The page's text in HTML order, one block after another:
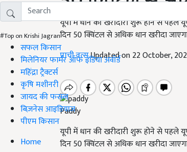
#Top on Krishi Jagran
सफल किसान
मिलेनियर फार्मर ऑफ इंडिया अवॉर्ड
महिंद्रा ट्रैक्टर्स
कृषि मशीनरी
जायद की फसल
बिज़नेस आइडियाज
पीएम किसान
Home
यूपी में धान की खरीदारी शुरू होने से पहले
दिन 50 क्विंटल से अधिक धान खरीदा
प्राची वत्सUpdated on 22 October,
Paddy
यूपी में धान की खरीदारी शुरू होने से पहले
दिन 50 क्विंटल से अधिक धान खरीदा